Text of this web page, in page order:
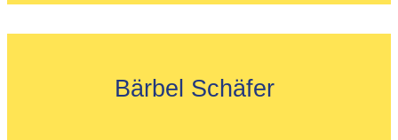
Bärbel Schäfer